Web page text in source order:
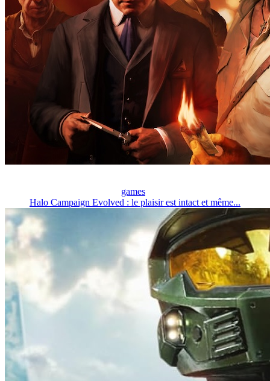
games
Halo Campaign Evolved : le plaisir est intact et même...